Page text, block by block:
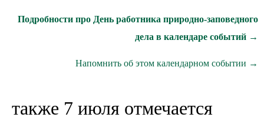
Подробности про День работника природно-заповедного
дела в календаре событий →
Напомнить об этом календарном событии →
также 7 июля отмечается